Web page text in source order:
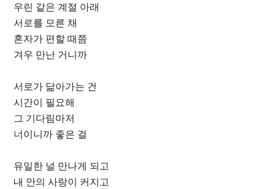
우린 같은 계절 아래
서로를 모른 채
혼자가 편할 때쯤
겨우 만난 거니까
서로가 닮아가는 건
시간이 필요해
그 기다림마저
너이니까 좋은 걸
유일한 널 만나게 되고
내 안의 사랑이 커지고